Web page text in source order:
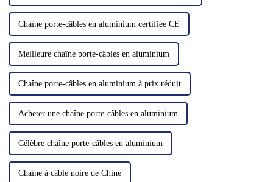
Chaîne porte-câbles en aluminium certifiée CE
Meilleure chaîne porte-câbles en aluminium
Chaîne porte-câbles en aluminium à prix réduit
Acheter une chaîne porte-câbles en aluminium
Célèbre chaîne porte-câbles en aluminium
Chaîne à câble noire de Chine